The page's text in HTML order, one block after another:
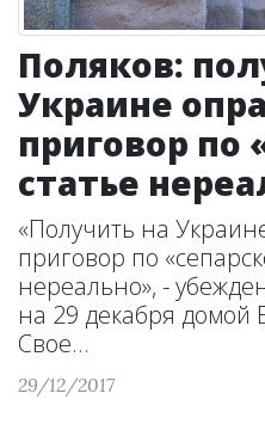
Поляков:
Украине
приговор по
статье
«Получить на
приговор по
нереально», -
на 29 декабря домой
Свое...
29/12/2017